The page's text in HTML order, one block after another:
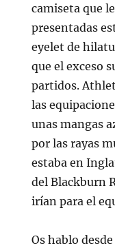
camiseta que
presentadas
eyelet de
que el exceso
partidos.
las
unas mangas
por las rayas
estaba en
del Blackburn
irían para el
Os hablo